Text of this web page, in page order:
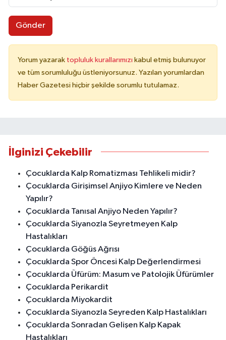
Gönder
Yorum yazarak topluluk kurallarımızı kabul etmiş bulunuyor
ve tüm sorumluluğu üstleniyorsunuz. Yazılan yorumlardan
Haber Gazetesi hiçbir şekilde sorumlu tutulamaz.
İlginizi Çekebilir
Çocuklarda Kalp Romatizması Tehlikeli midir?
Çocuklarda Girişimsel Anjiyo Kimlere ve Neden
Yapılır?
Çocuklarda Tanısal Anjiyo Neden Yapılır?
Çocuklarda Siyanozla Seyretmeyen Kalp
Hastalıkları
Çocuklarda Göğüs Ağrısı
Çocuklarda Spor Öncesi Kalp Değerlendirmesi
Çocuklarda Üfürüm: Masum ve Patolojik Üfürümler
Çocuklarda Perikardit
Çocuklarda Miyokardit
Çocuklarda Siyanozla Seyreden Kalp Hastalıkları
Çocuklarda Sonradan Gelişen Kalp Kapak
Hastalıkları